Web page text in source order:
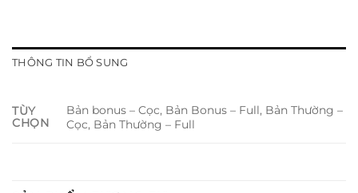
THÔNG TIN BỔ SUNG
TÙY
CHỌN
Bản bonus – Cọc, Bản Bonus – Full, Bản Thường –
Cọc, Bản Thường – Full